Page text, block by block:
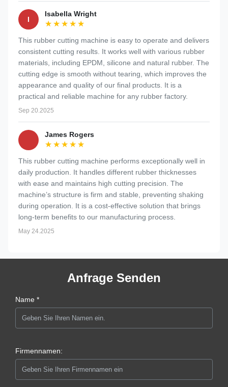
I
Isabella Wright
★★★★★
★★★★★
This rubber cutting machine is easy to operate and delivers
consistent cutting results. It works well with various rubber
materials, including EPDM, silicone and natural rubber. The
cutting edge is smooth without tearing, which improves the
appearance and quality of our final products. It is a
practical and reliable machine for any rubber factory.
Sep 20.2025
James Rogers
★★★★★
★★★★★
This rubber cutting machine performs exceptionally well in
daily production. It handles different rubber thicknesses
with ease and maintains high cutting precision. The
machine’s structure is firm and stable, preventing shaking
during operation. It is a cost-effective solution that brings
long-term benefits to our manufacturing process.
May 24.2025
Anfrage Senden
Name *
Firmennamen: